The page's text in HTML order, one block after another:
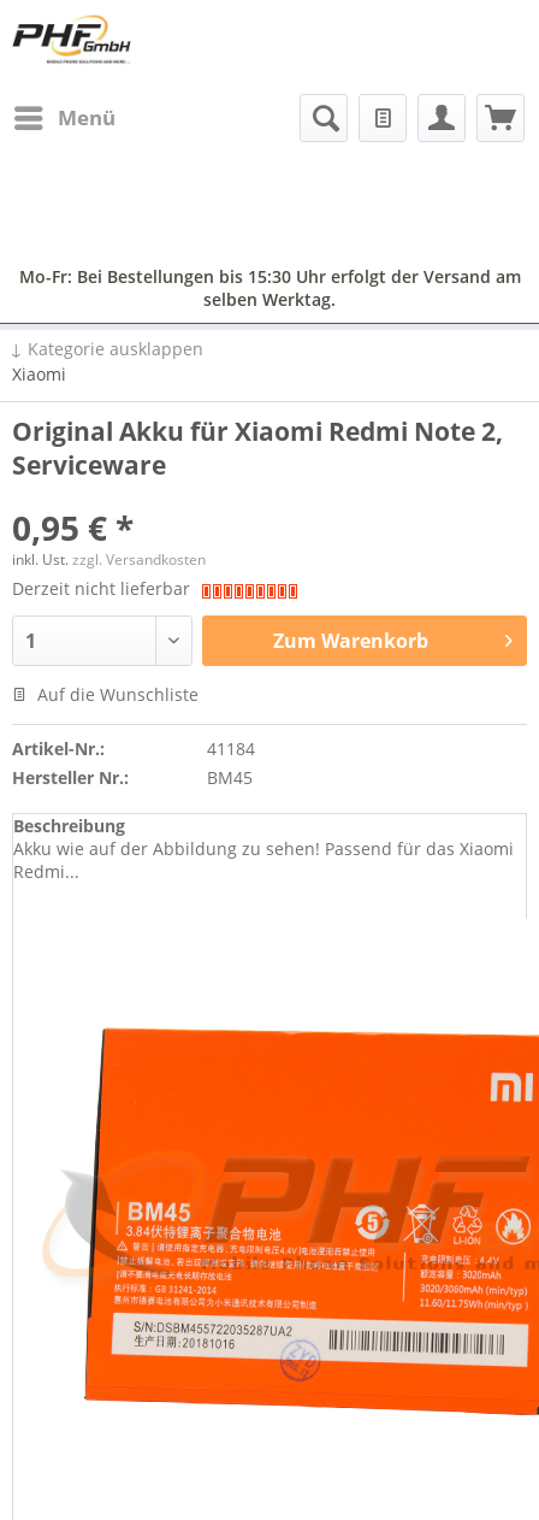
Menü
Mo-Fr: Bei Bestellungen bis 15:30 Uhr erfolgt der Versand am
selben Werktag.
↓ Kategorie ausklappen
Xiaomi
Original Akku für Xiaomi Redmi Note 2,
Serviceware
0,95 € *
inkl. Ust.zzgl. Versandkosten
Derzeit nicht lieferbar
Zum Warenkorb
Auf die Wunschliste
Artikel-Nr.:
41184
Hersteller Nr.:
BM45
Beschreibung
Akku wie auf der Abbildung zu sehen! Passend für das Xiaomi
Redmi...